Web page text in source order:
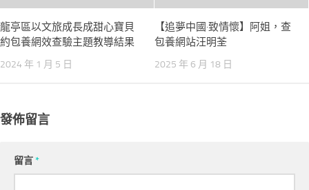
龍亭區以文旅成長成甜心寶貝
約包養網效查驗主題教導結果
2024 年 1 月 5 日
【追夢中國·致情懷】阿姐，查
包養網站汪明荃
2025 年 6 月 18 日
發佈留言
留言*